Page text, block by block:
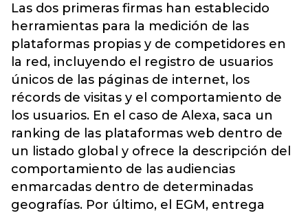
Las dos primeras firmas han establecido
herramientas para la medición de las
plataformas propias y de competidores en
la red, incluyendo el registro de usuarios
únicos de las páginas de internet, los
récords de visitas y el comportamiento de
los usuarios. En el caso de Alexa, saca un
ranking de las plataformas web dentro de
un listado global y ofrece la descripción del
comportamiento de las audiencias
enmarcadas dentro de determinadas
geografías. Por último, el EGM, entrega